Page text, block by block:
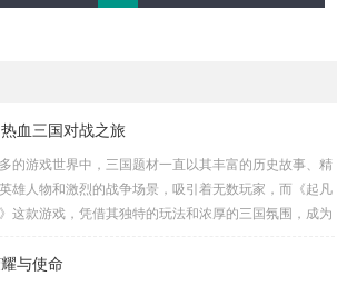
血三国对战之旅
的游戏世界中，三国题材一直以其丰富的历史故事、精
雄人物和激烈的战争场景，吸引着无数玩家，而《起凡
这款游戏，凭借其独特的玩法和浓厚的三国氛围，成为
起凡三国下载,开启一段热血的三国对战之旅。 《起凡
与使命